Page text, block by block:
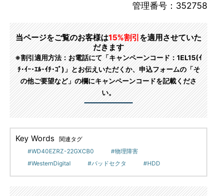
管理番号：352758
当ページをご覧のお客様は15%割引 を適用させていた
だきます
※割引適用方法：お電話にて「キャンペーンコード：1EL15(ｲ
ﾁ･ｲｰ･ｴﾙ･ｲﾁ･ｺﾞ)」とお伝えいただくか、申込フォームの「そ
の他ご要望など」の欄にキャンペーンコードを記載くださ
い。
Key Words
関連タグ
WD40EZRZ-22GXCB0
物理障害
WesternDigital
バッドセクタ HDD